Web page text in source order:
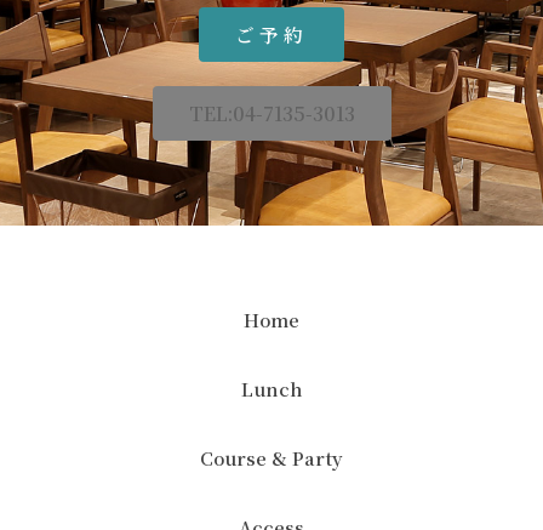
ご予約
TEL:04-7135-3013
Home
Lunch
Course & Party